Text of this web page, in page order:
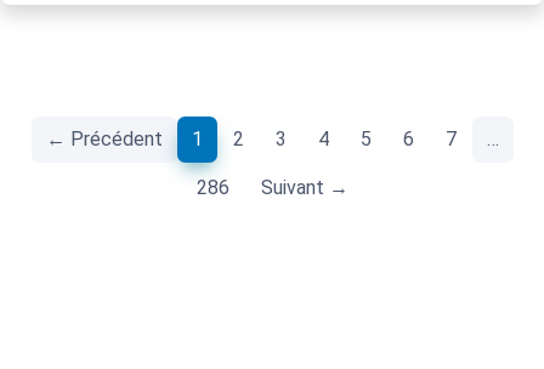
← Précédent 1 (current)
2 3 4 5 6 7 …
286 Suivant →